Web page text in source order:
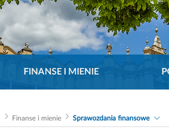
FINANSE I MIENIE
Finanse i mienie Sprawozdania finansowe